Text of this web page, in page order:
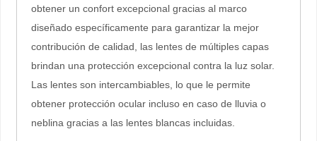
obtener un confort excepcional gracias al marco
diseñado específicamente para garantizar la mejor
contribución de calidad, las lentes de múltiples capas
brindan una protección excepcional contra la luz solar.
Las lentes son intercambiables, lo que le permite
obtener protección ocular incluso en caso de lluvia o
neblina gracias a las lentes blancas incluidas.